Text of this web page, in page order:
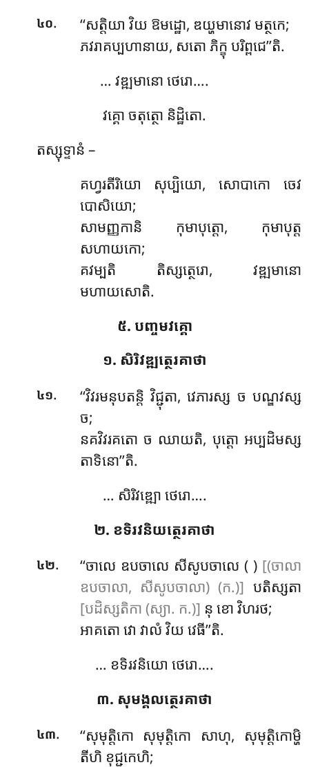
៤០. ‘‘សត្តិយាវិយ ឱមដ្ឋោ, ឌយ្ហមានោវ មត្ថកេ;
ភវរាគប្បហានាយ, សតោ ភិក្ខុ បរិព្ពជេ’’តិ.
… វឌ្ឍមានោ ថេរោ….
វគ្គោ ចតុត្ថោ និដ្ឋិតោ.
តស្សុទ្ទានំ –
គហ្វរតីរិយោ សុប្បិយោ, សោបាកោ ចេវ
បោសិយោ;
សាមញ្ញកានិ កុមាបុត្តោ, កុមាបុត្ត
សហាយកោ;
គវម្បតិ តិស្សត្ថេរោ, វឌ្ឍមានោ
មហាយសោតិ.
៥. បញ្ចមវគ្គោ
១. សិរិវឌ្ឍត្ថេរគាថា
៤១. ‘‘វិវរមនុបតន្តិវិជ្ជុតា, វេភារស្ស ច បណ្ឌវស្ស
ច;
នគវិវរគតោ ច ឈាយតិ, បុត្តោ អប្បដិមស្ស
តាទិនោ’’តិ.
… សិរិវឌ្ឍោ ថេរោ….
២. ខទិរវនិយត្ថេរគាថា
៤២. ‘‘ចាលេ ឧបចាលេ សីសូបចាលេ ( ) [(ចាលា
ឧបចាលា, សីសូបចាលា) (ក.)] បតិស្សតា
[បដិស្សតិកា (ស្យា. ក.)] នុ ខោ វិហរថ;
អាគតោ វោ វាលំ វិយ វេធី’’តិ.
… ខទិរវនិយោ ថេរោ….
៣. សុមង្គលត្ថេរគាថា
៤៣.
‘‘សុមុត្តិកោ សុមុត្តិកោ សាហុ, សុមុត្តិកោម្ហិ
តីហិ ខុជ្ជកេហិ;